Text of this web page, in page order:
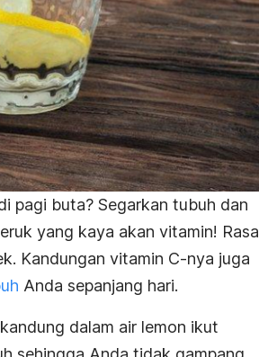
pagi buta? Segarkan tubuh dan
yang kaya akan vitamin! Rasa
Kandungan vitamin C-nya juga
Anda sepanjang hari.
dalam air lemon ikut